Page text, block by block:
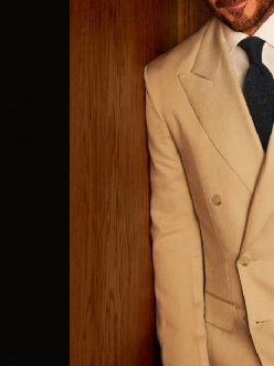
本站使用Cookie
我们希望对于我们及
控制您的个人信息。
体网络浏览体验。我
您感兴趣的广告。您
隐私政策 更多
必须的